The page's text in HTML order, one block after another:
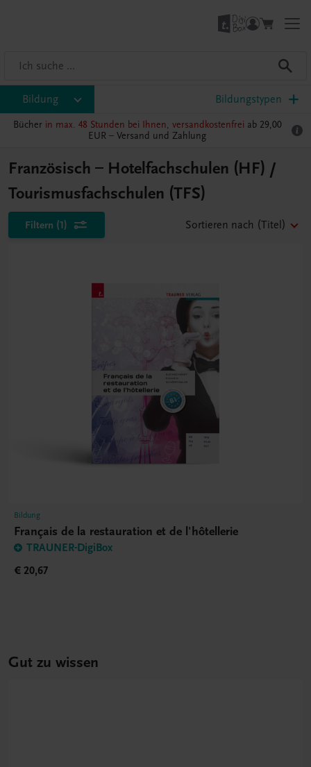
Bildung Bildungstypen
Bücher in max. 48 Stunden bei Ihnen, versandkostenfrei ab 29,00
EUR – Versand und Zahlung
Französisch – Hotelfachschulen (HF) /
Tourismusfachschulen (TFS)
Filtern (1) Sortieren nach (Titel)
Bildung
Français de la restauration et de l'hôtellerie
TRAUNER-DigiBox
€ 20,67
Gut zu wissen